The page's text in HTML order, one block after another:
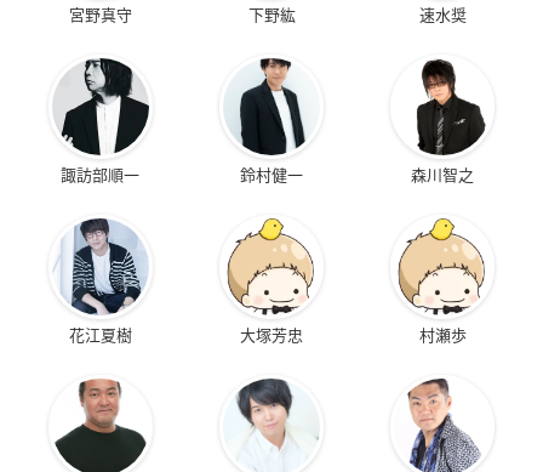
宮野真守 下野紘 速水奨
諏訪部順一 鈴村健一 森川智之
花江夏樹 大塚芳忠 村瀬歩